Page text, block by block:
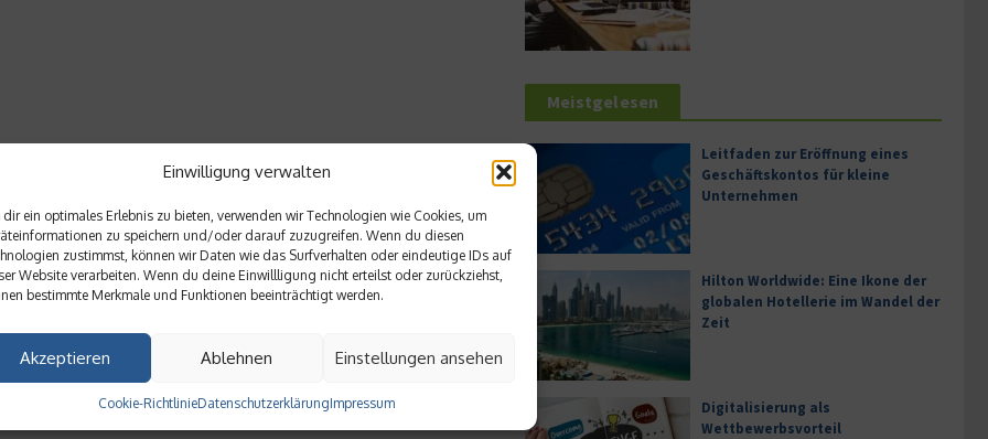
Einwilligung verwalten
dir ein optimales Erlebnis zu bieten, verwenden wir Technologien wie Cookies, um
zu speichern und/oder darauf zuzugreifen. Wenn du diesen
zustimmst, können wir Daten wie das Surfverhalten oder eindeutige IDs auf
Website verarbeiten. Wenn du deine Einwillligung nicht erteilst oder zurückziehst,
bestimmte Merkmale und Funktionen beeinträchtigt werden.
Akzeptieren Ablehnen Einstellungen ansehen
Cookie-RichtlinieDatenschutzerklärungImpressum
Meistgelesen
Leitfaden zur Eröffnung eines
Geschäftskontos für kleine
Unternehmen
Hilton Worldwide: Eine Ikone der
globalen Hotellerie im Wandel der
Zeit
Digitalisierung als
Wettbewerbsvorteil